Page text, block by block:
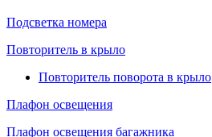
Подсветка номера
Повторитель в крыло
Повторитель поворота в крыло
Плафон освещения
Плафон освещения багажника